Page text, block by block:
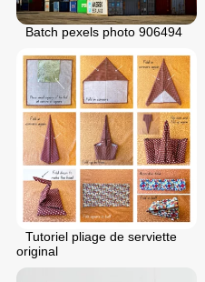
Batch pexels photo 906494
Tutoriel pliage de serviette
original